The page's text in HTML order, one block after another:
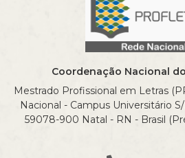
Coordenação Nacional do
Mestrado Profissional em Letras
Nacional - Campus Universitário
59078-900 Natal - RN - Brasil